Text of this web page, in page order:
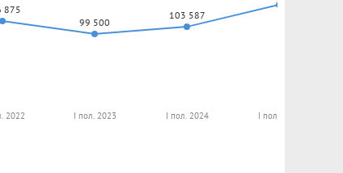
875
99 500
103 587
2022 I пол. 2023 I пол. 2024 I пол. 2025